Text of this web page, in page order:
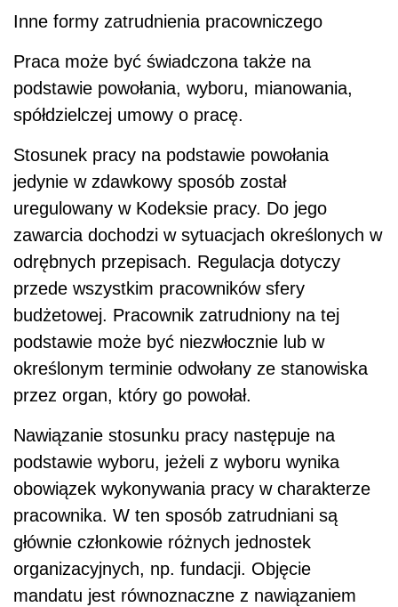
Inne formy zatrudnienia pracowniczego
Praca może być świadczona także na
podstawie powołania, wyboru, mianowania,
spółdzielczej umowy o pracę.
Stosunek pracy na podstawie powołania
jedynie w zdawkowy sposób został
uregulowany w Kodeksie pracy. Do jego
zawarcia dochodzi w sytuacjach określonych w
odrębnych przepisach. Regulacja dotyczy
przede wszystkim pracowników sfery
budżetowej. Pracownik zatrudniony na tej
podstawie może być niezwłocznie lub w
określonym terminie odwołany ze stanowiska
przez organ, który go powołał.
Nawiązanie stosunku pracy następuje na
podstawie wyboru, jeżeli z wyboru wynika
obowiązek wykonywania pracy w charakterze
pracownika. W ten sposób zatrudniani są
głównie członkowie różnych jednostek
organizacyjnych, np. fundacji. Objęcie
mandatu jest równoznaczne z nawiązaniem